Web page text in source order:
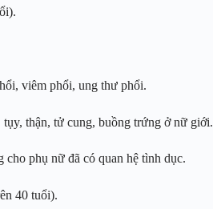
viêm phổi, ung thư phổi.
tụy, thận, tử cung, buồng trứng ở nữ giới.
phụ nữ đã có quan hệ tình dục.
40 tuổi).